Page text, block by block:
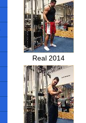
Real 2014